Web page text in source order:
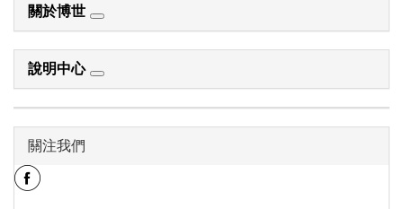
關於博世
說明中心
關注我們